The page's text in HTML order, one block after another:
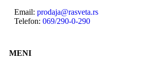
Email: prodaja@rasveta.rs
Telefon: 069/290-0-290
MENI